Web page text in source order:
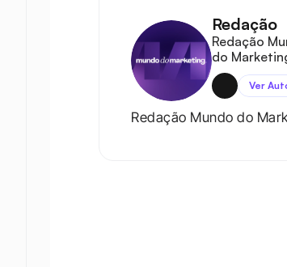
Redação
Redação
do
Ver
Redação Mundo do